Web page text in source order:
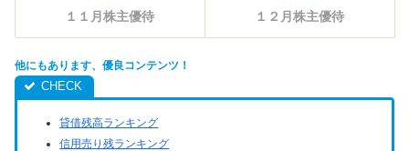
１１月株主優待 １２月株主優待
他にもあります、優良コンテンツ！
貸借残高ランキング
信用売り残ランキング